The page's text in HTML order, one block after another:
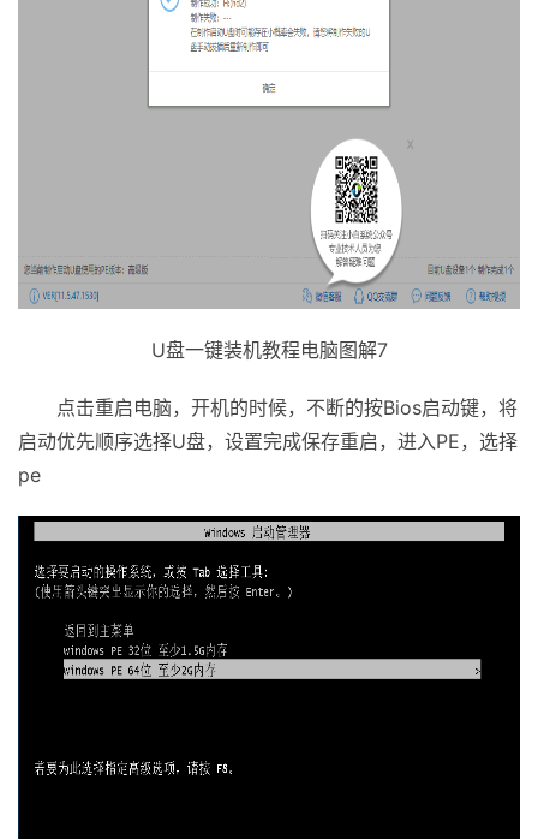
U盘一键装机教程电脑图解7
点击重启电脑，开机的时候，不断的按Bios启动键，将
启动优先顺序选择U盘，设置完成保存重启，进入PE，选择
pe